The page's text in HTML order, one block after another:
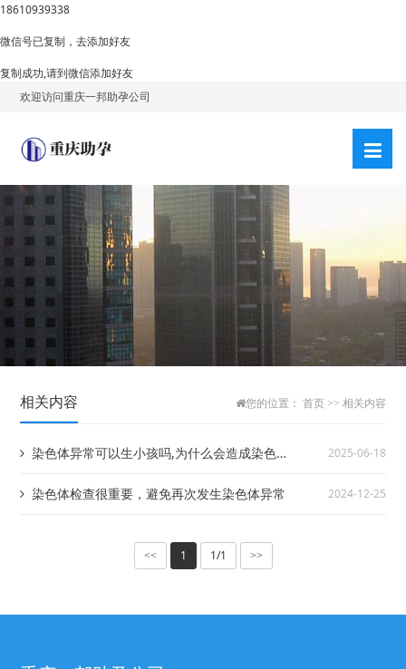
18610939338
微信号已复制，去添加好友
复制成功,请到微信添加好友
欢迎访问重庆一邦助孕公司
相关内容 您的位置： 首页>> 相关内容
染色体异常可以生小孩吗,为什么会造成染色体
2025-06-18
染色体检查很重要，避免再次发生染色体异常 2024-12-25
<< 1 1/1 >>